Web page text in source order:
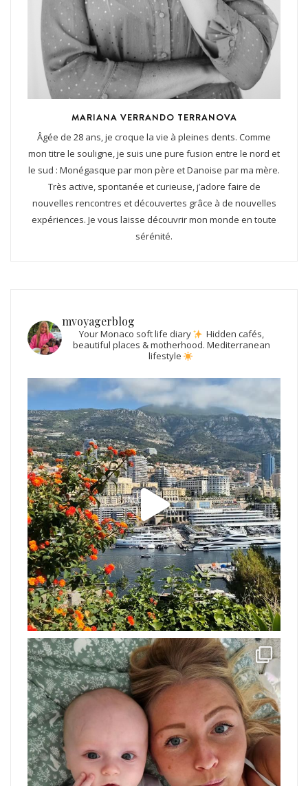
MARIANA VERRANDO TERRANOVA
Âgée de 28 ans, je croque la vie à pleines dents. Comme
mon titre le souligne, je suis une pure fusion entre le nord et
le sud : Monégasque par mon père et Danoise par ma mère.
Très active, spontanée et curieuse, j’adore faire de
nouvelles rencontres et découvertes grâce à de nouvelles
expériences. Je vous laisse découvrir mon monde en toute
sérénité.
mvoyagerblog
Your Monaco soft life diary
Hidden cafés,
beautiful places & motherhood. Mediterranean
lifestyle